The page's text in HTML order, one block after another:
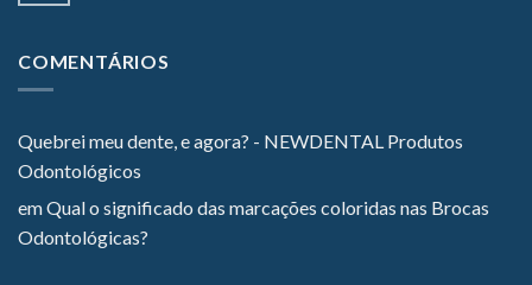
COMENTÁRIOS
Quebrei meu dente, e agora? - NEWDENTAL Produtos
Odontológicos
emQual o significado das marcações coloridas nas Brocas
Odontológicas?